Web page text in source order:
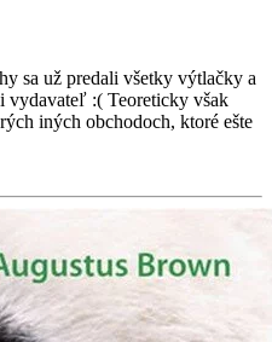
sa už predali všetky výtlačky a
vydavateľ :( Teoreticky však
iných obchodoch, ktoré ešte